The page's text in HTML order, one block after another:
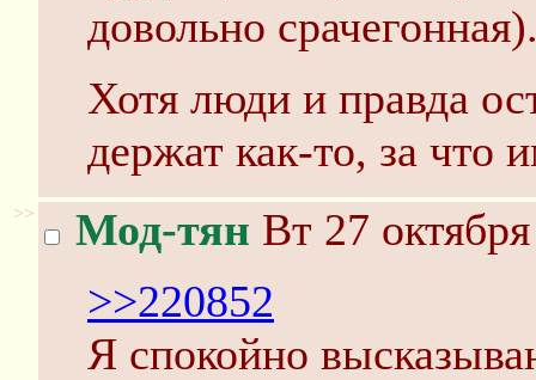
довольно
Хотя люди и правда
держат как-то, за что
>> Мод-тян Вт 27
>>220852
Я спокойно